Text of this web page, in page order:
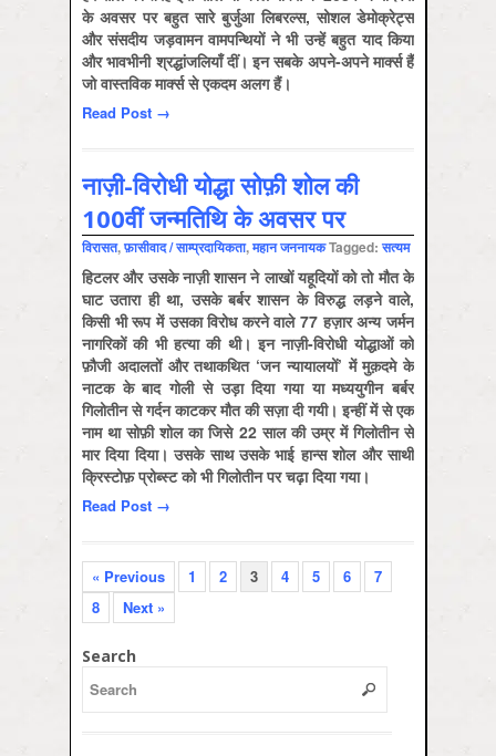
के अवसर पर बहुत सारे बुर्जुआ लिबरल्स, सोशल डेमोक्रेट्स
और संसदीय जड़वामन वामपन्थियों ने भी उन्हें बहुत याद किया
और भावभीनी श्रद्धांजलियाँ दीं। इन सबके अपने-अपने मार्क्स हैं
जो वास्तविक मार्क्स से एकदम अलग हैं।
Read Post →
नाज़ी-विरोधी योद्धा सोफ़ी शोल की
100वीं जन्मतिथि के अवसर पर
विरासत,फ़ासीवाद / साम्‍प्रदायिकता,महान जननायकTagged: सत्‍यम
हिटलर और उसके नाज़ी शासन ने लाखों यहूदियों को तो मौत के
घाट उतारा ही था, उसके बर्बर शासन के विरुद्ध लड़ने वाले,
किसी भी रूप में उसका विरोध करने वाले 77 हज़ार अन्य जर्मन
नागरिकों की भी हत्या की थी। इन नाज़ी-विरोधी योद्धाओं को
फ़ौजी अदालतों और तथाकथित ‘जन न्यायालयों’ में मुक़दमे के
नाटक के बाद गोली से उड़ा दिया गया या मध्ययुगीन बर्बर
गिलोतीन से गर्दन काटकर मौत की सज़ा दी गयी। इन्हीं में से एक
नाम था सोफ़ी शोल का जिसे 22 साल की उम्र में गिलोतीन से
मार दिया दिया। उसके साथ उसके भाई हान्स शोल और साथी
क्रिस्टोफ़ प्रोब्स्ट को भी गिलोतीन पर चढ़ा दिया गया।
Read Post →
« Previous 1 2 3 4 5 6
7
8
Next »
Search